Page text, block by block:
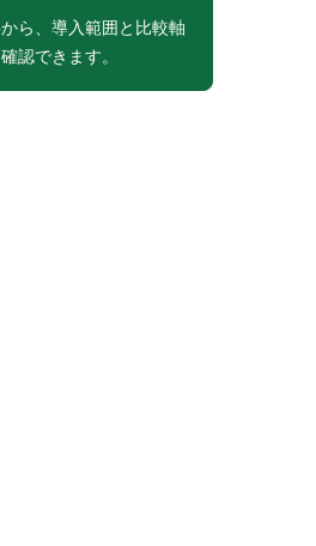
ら、導入範囲と比較軸
認できます。